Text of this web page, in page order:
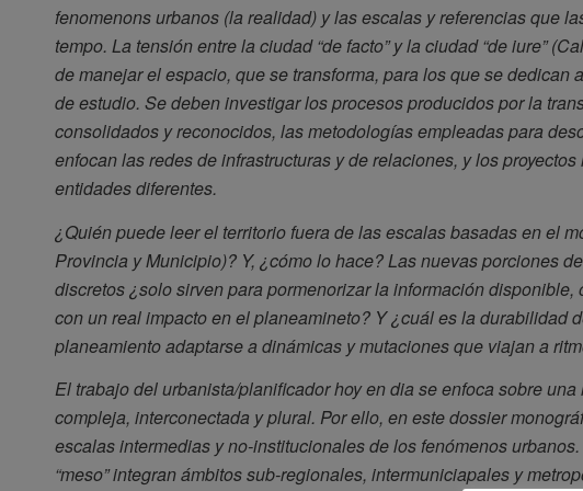
fenomenons urbanos (la realidad) y las escalas y referencias que
tempo. La tensión entre la ciudad “de facto” y la ciudad “de iure”
de manejar el espacio, que se transforma, para los que se
de estudio. Se deben investigar los procesos producidos por la
consolidados y reconocidos, las metodologías empleadas para
enfocan las redes de infrastructuras y de relaciones, y los
entidades diferentes.
¿Quién puede leer el territorio fuera de las escalas basadas en el
Provincia y Municipio)? Y, ¿cómo lo hace? Las nuevas porciones
discretos ¿solo sirven para pormenorizar la información
con un real impacto en el planeamineto? Y ¿cuál es la durabilidad
planeamiento adaptarse a dinámicas y mutaciones que viajan a
El trabajo del urbanista/planificador hoy en dia se enfoca sobre
compleja, interconectada y plural. Por ello, en este dossier
escalas intermedias y no-institucionales de los fenómenos
“meso” integran ámbitos sub-regionales, intermuniciapales y